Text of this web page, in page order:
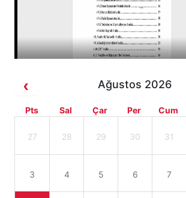
Ağustos 2026
Pts Sal Çar Per Cum
27 28 29 30 31
3 4 5 6 7